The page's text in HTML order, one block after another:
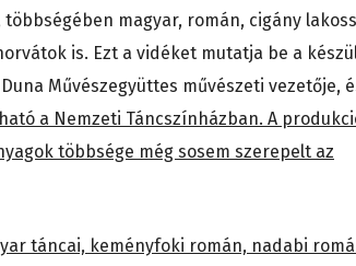
magyar, román, cigány
is. Ezt a vidéket mutatja be a
Művészegyüttes művészeti vezetője,
a Nemzeti Táncszínházban. A
többsége még sosem szerepelt az
táncai, keményfoki román, nadabi